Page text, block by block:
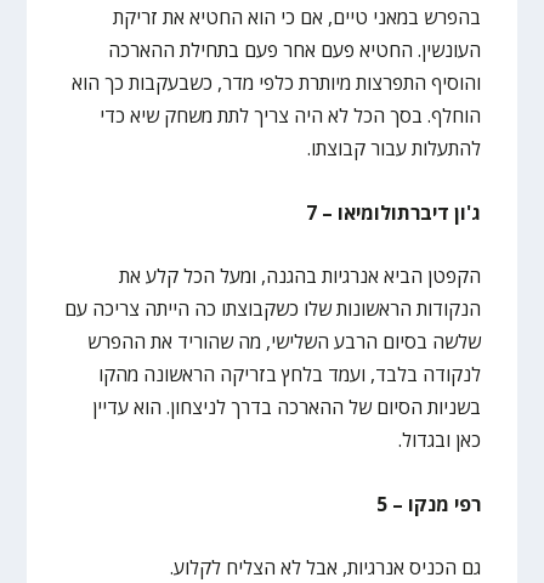
בהפרש במאני טיים, אם כי הוא החטיא את זריקת
העונשין. החטיא פעם אחר פעם בתחילת ההארכה
והוסיף התפרצות מיותרת כלפי מדר, כשבעקבות כך הוא
הוחלף. בסך הכל לא היה צריך לתת משחק שיא כדי
להתעלות עבור קבוצתו.
ג'ון דיברתולומיאו – 7
הקפטן הביא אנרגיות בהגנה, ומעל הכל קלע את
הנקודות הראשונות שלו כשקבוצתו כה הייתה צריכה עם
שלשה בסיום הרבע השלישי, מה שהוריד את ההפרש
לנקודה בלבד, ועמד בלחץ בזריקה הראשונה מהקו
בשניות הסיום של ההארכה בדרך לניצחון. הוא עדיין
כאן ובגדול.
רפי מנקו – 5
גם הכניס אנרגיות, אבל לא הצליח לקלוע.